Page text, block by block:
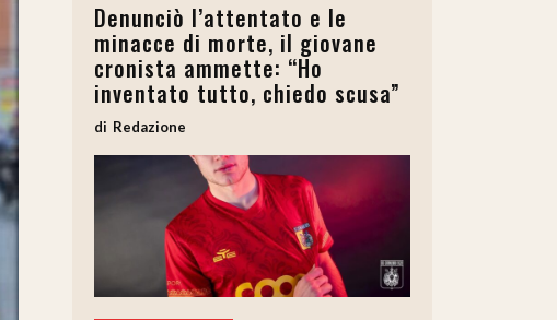
Denunciò l’attentato e le
minacce di morte, il giovane
cronista ammette: “Ho
inventato tutto, chiedo scusa”
Redazione